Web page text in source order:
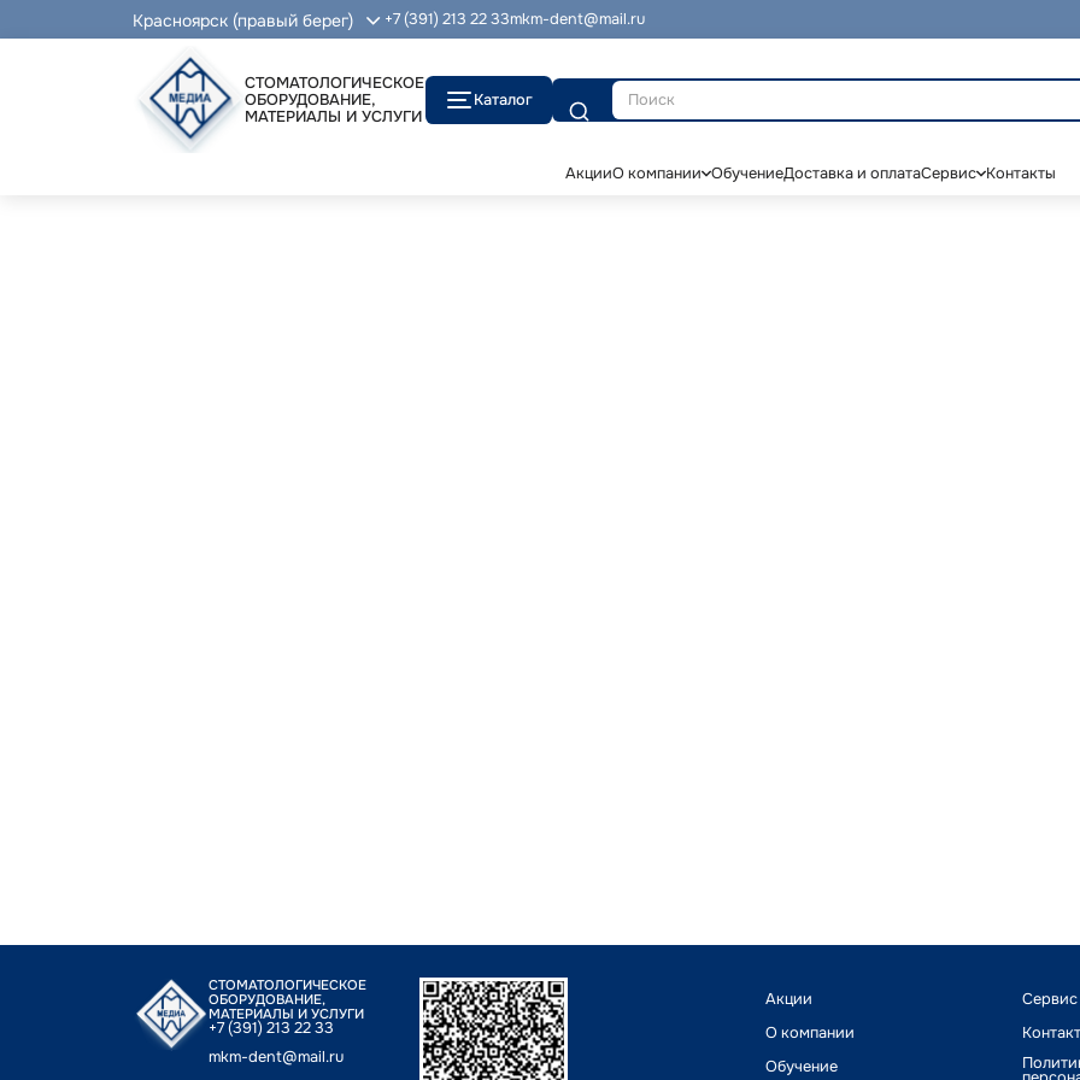
Красноярск (правый берег) +7 (391) 213 22 33mkm-dent@mail.ru
СТОМАТОЛОГИЧЕСКОЕ
ОБОРУДОВАНИЕ,
МАТЕРИАЛЫ И УСЛУГИ
Каталог
Поиск
АкцииО компании ОбучениеДоставка и оплатаСервис Контакты
СТОМАТОЛОГИЧЕСКОЕ
ОБОРУДОВАНИЕ,
МАТЕРИАЛЫ И УСЛУГИ
+7 (391) 213 22 33
mkm-dent@mail.ru
Акции
О компании
Обучение
Сервис